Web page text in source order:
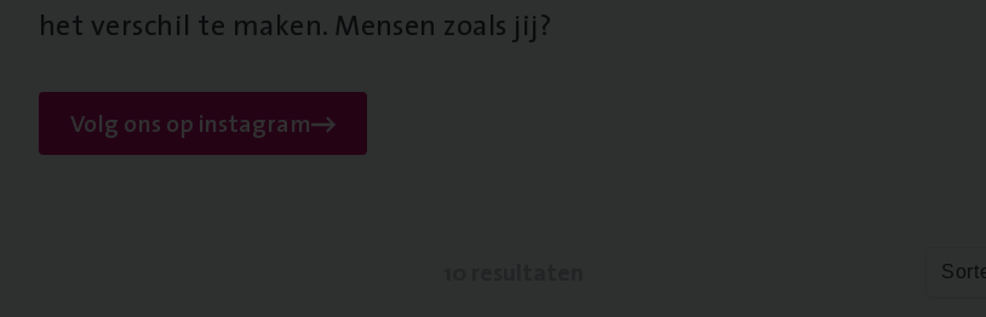
het verschil te maken. Mensen zoals jij?
Volg ons op instagram